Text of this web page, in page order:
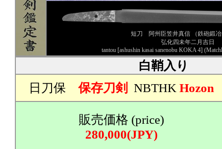
短刀 阿州臣笠井真信 （鉄砲鍛
弘化四未年二月吉日
tantou [ashushin kasai sanenobu KOKA 4]
白鞘入り
日刀保 保存刀剣 NBTHK Hozon
販売価格 (price)
280,000(JPY)